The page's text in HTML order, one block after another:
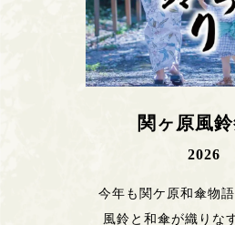
関ヶ原風鈴
2026
今年も関ケ原和傘物語
風鈴と和傘が織りな